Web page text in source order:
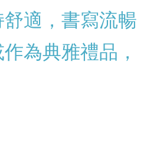
適，書寫流暢
為典雅禮品，